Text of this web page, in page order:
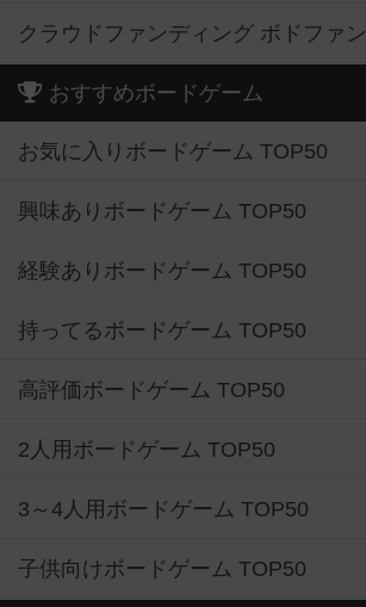
クラウドファンディング ボドファン
おすすめボードゲーム
お気に入りボードゲーム TOP50
興味ありボードゲーム TOP50
経験ありボードゲーム TOP50
持ってるボードゲーム TOP50
高評価ボードゲーム TOP50
2人用ボードゲーム TOP50
3～4人用ボードゲーム TOP50
子供向けボードゲーム TOP50